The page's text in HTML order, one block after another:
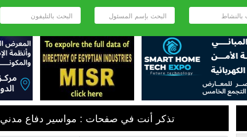
تذكر أنت في صفحات : مواسير دفاع مدني